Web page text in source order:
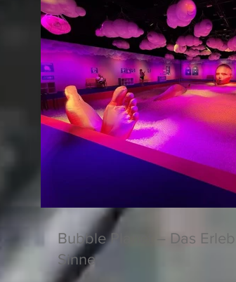
Bubble Planet – Das
Sinne